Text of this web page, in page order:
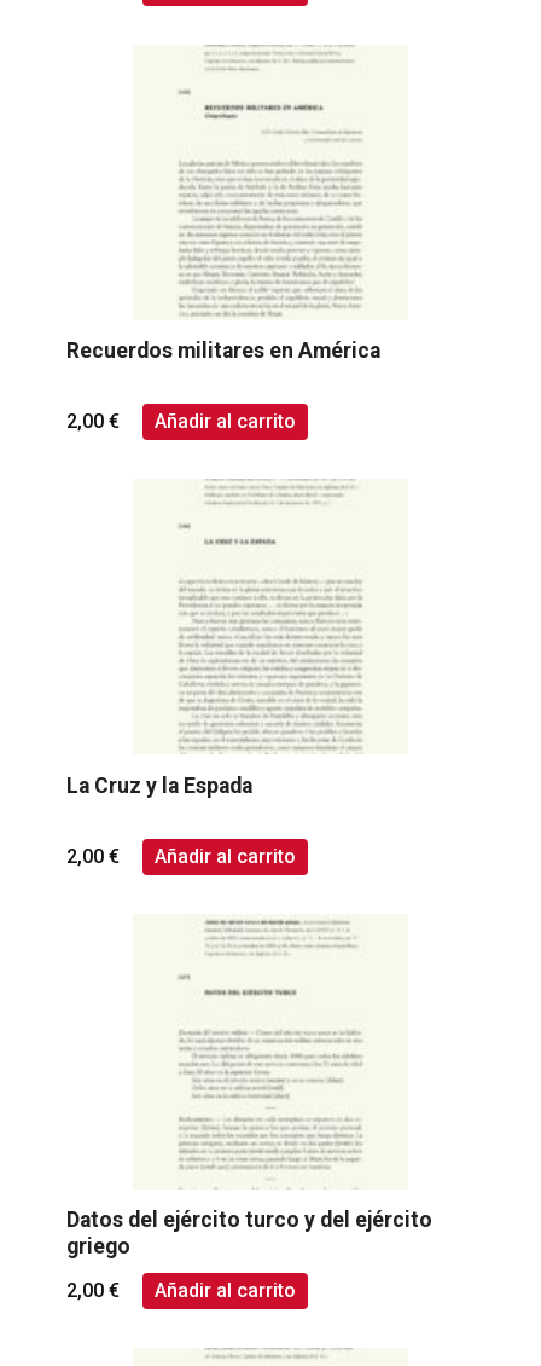
Recuerdos militares en América
2,00 € Añadir al carrito
La Cruz y la Espada
2,00 € Añadir al carrito
Datos del ejército turco y del ejército
griego
2,00 € Añadir al carrito